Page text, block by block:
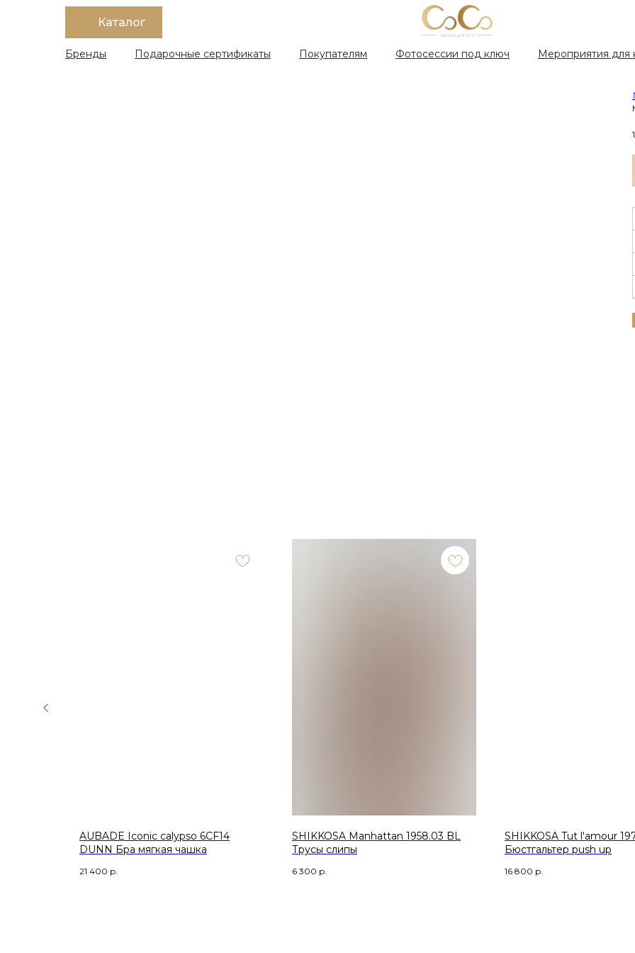
Каталог
Бренды Подарочные сертификаты Покупателям Фотосессии под ключ Мероприятия для
AUBADE Iconic calypso 6CF14
DUNN Бра мягкая чашка
21 400 р.
SHIKKOSA Manhattan 1958.03 BL
Трусы слипы
6 300 р.
SHIKKOSA Tut l'amour
Бюстгальтер push up
16 800 р.